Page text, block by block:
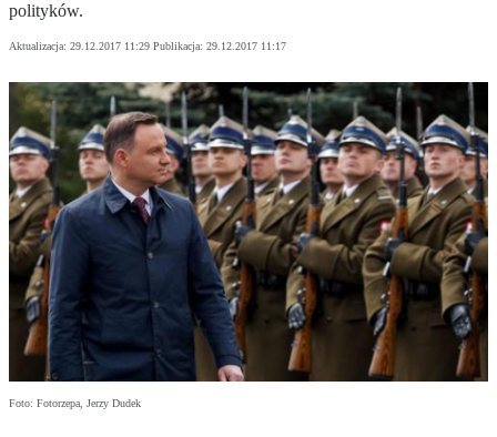
polityków.
Aktualizacja: 29.12.2017 11:29 Publikacja: 29.12.2017 11:17
Foto: Fotorzepa, Jerzy Dudek